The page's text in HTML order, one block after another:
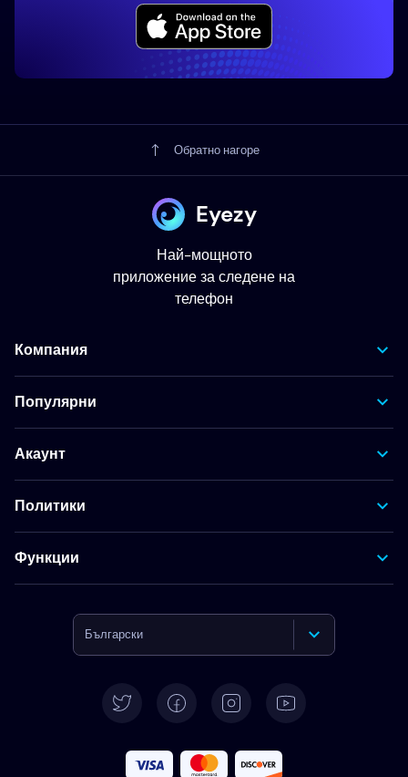
Обратно нагоре
Eyezy
Най-мощното
приложение за следене на
телефон
Компания
Популярни
Акаунт
Политики
Функции
Български
Deutsch
Español